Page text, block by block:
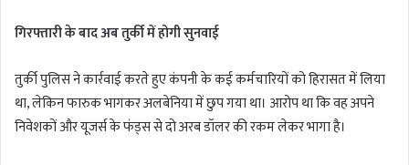
गिरफ्तारी के बाद अब तुर्की में होगी सुनवाई
तुर्की पुलिस ने कार्रवाई करते हुए कंपनी के कई कर्मचारियों को हिरासत में लिया
था, लेकिन फारुक भागकर अलबेनिया में छुप गया था। आरोप था कि वह अपने
निवेशकों और यूजर्स के फंड्स से दो अरब डॉलर की रकम लेकर भागा है।